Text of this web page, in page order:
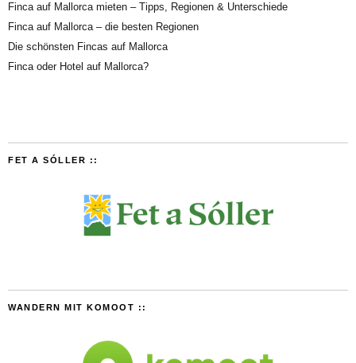
Finca auf Mallorca mieten – Tipps, Regionen & Unterschiede
Finca auf Mallorca – die besten Regionen
Die schönsten Fincas auf Mallorca
Finca oder Hotel auf Mallorca?
FET A SÓLLER ::
WANDERN MIT KOMOOT ::